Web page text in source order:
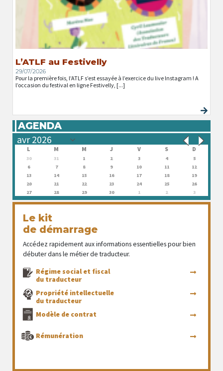
L’ATLF au Festivelly
29/07/2026
Pour la première fois, l’ATLF s’est essayée à l’exercice du live Instagram ! A
l’occasion du festival en ligne Festivelly, [...]
AGENDA
L M M J V S D
30 31 1 2 3 4
5
6
7 8 9 10 11
12
13
14 15 16 17 18
19
20
21 22 23 24 25
26
27
28 29 30 1 2 3
Le kit
de démarrage
Accédez rapidement aux informations essentielles pour bien
débuter dans le métier de traducteur.
Régime social et fiscal
du traducteur
Propriété intellectuelle
du traducteur
Modèle de contrat
Rémunération